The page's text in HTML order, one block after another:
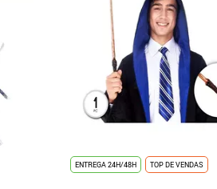
ENTREGA 24H/48H TOP DE VENDAS